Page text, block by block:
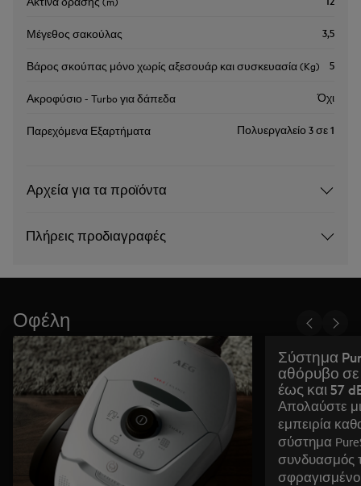
Μέγεθος σακούλας 3,5
Βάρος σκούπας μόνο χωρίς αξεσουάρ και συσκευασία (Kg) 5
Ακροφύσιο - Turbo για δάπεδα Όχι
Παρεχόμενα Εξαρτήματα Πολυεργαλείο 3 σε 1
Αρχεία για τα προϊόντα
Πλήρεις προδιαγραφές
Οφέλη
Σύστημα
αθόρυβο
έως και 57
Απολαύστε
εμπειρία
σύστημα
συνδυασμός